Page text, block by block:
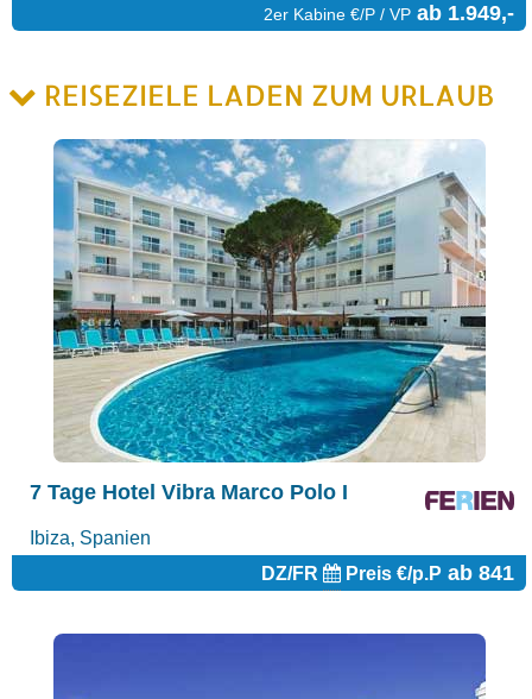
2er Kabine €/P / VP ab 1.949,-
REISEZIELE LADEN ZUM URLAUB
7 Tage Hotel Vibra Marco Polo I
Ibiza, Spanien
DZ/FR
Preis €/p.P ab 841